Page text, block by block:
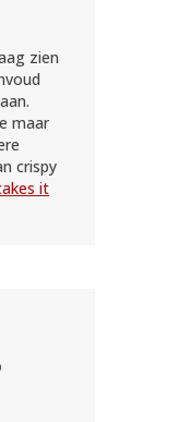
zien
maar
crispy
it